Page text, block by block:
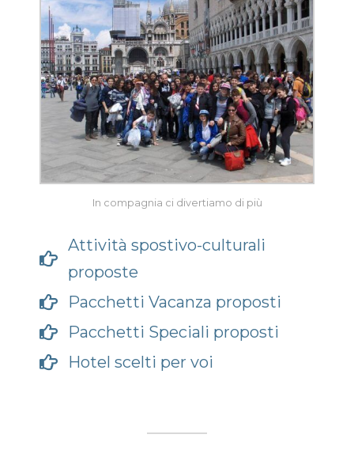
In compagnia ci divertiamo di più
Attività spostivo-culturali
proposte
Pacchetti Vacanza proposti
Pacchetti Speciali proposti
Hotel scelti per voi